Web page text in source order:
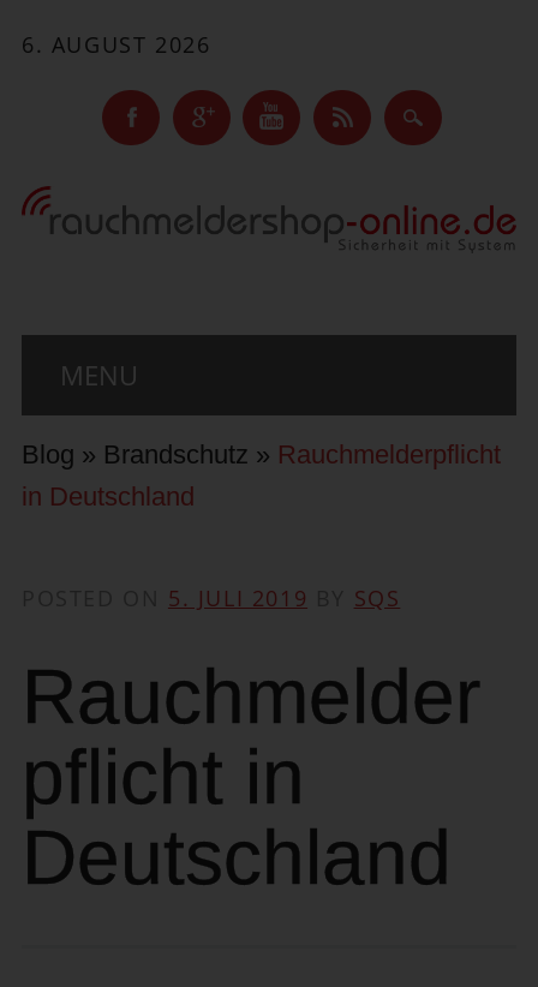
6. AUGUST 2026
MENU
Blog » Brandschutz » Rauchmelderpflicht
in Deutschland
5. JULI 2019 SQS
Rauchmelder
pflicht in
Deutschland